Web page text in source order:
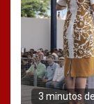
3 minutos